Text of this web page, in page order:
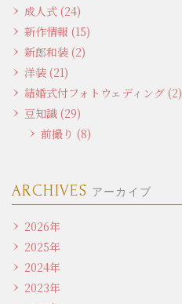
成人式 (24)
新作情報 (15)
新郎和装 (2)
洋装 (21)
結婚式付フォトウェディング (2)
豆知識 (29)
前撮り (8)
ARCHIVES アーカイブ
2026年
2025年
2024年
2023年